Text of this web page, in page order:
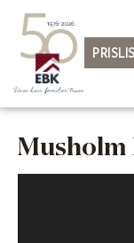
Musholm